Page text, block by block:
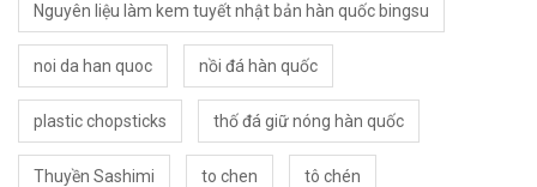
Nguyên liệu làm kem tuyết nhật bản hàn quốc bingsu
noi da han quoc nồi đá hàn quốc
plastic chopsticks thố đá giữ nóng hàn quốc
Thuyền Sashimi to chen tô chén